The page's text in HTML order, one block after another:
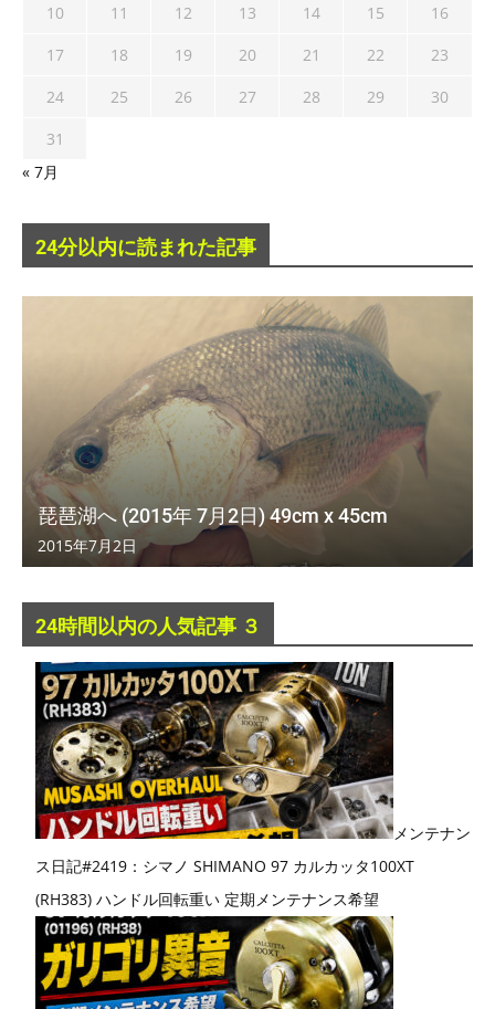
10
11 12 13 14 15
16
17
18 19 20 21 22
23
24
25 26 27 28 29
30
31
« 7月
24分以内に読まれた記事
琵琶湖へ (2015年 7月2日) 49cm x 45cm
2015年7月2日
24時間以内の人気記事 ３
メンテナン
ス日記#2419：シマノ SHIMANO 97 カルカッタ100XT
(RH383) ハンドル回転重い 定期メンテナンス希望